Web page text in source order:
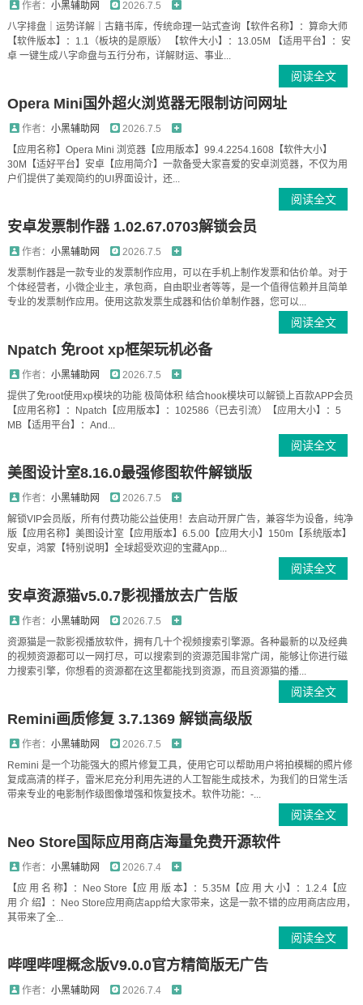
作者： 小黑辅助网
2026.7.5
八字排盘｜运势详解｜古籍书库，传统命理一站式查询【软件名称】：算命大师
【软件版本】：1.1（板块的是原版） 【软件大小】：13.05M 【适用平台】：安
卓 一键生成八字命盘与五行分布，详解财运、事业...
阅读全文
Opera Mini国外超火浏览器无限制访问网址
作者： 小黑辅助网
2026.7.5
【应用名称】Opera Mini 浏览器【应用版本】99.4.2254.1608【软件大小】
30M【适好平台】安卓【应用简介】一款备受大家喜爱的安卓浏览器，不仅为用
户们提供了美观简约的UI界面设计，还...
阅读全文
安卓发票制作器 1.02.67.0703解锁会员
作者： 小黑辅助网
2026.7.5
发票制作器是一款专业的发票制作应用，可以在手机上制作发票和估价单。对于
个体经营者，小微企业主，承包商，自由职业者等等，是一个值得信赖并且简单
专业的发票制作应用。使用这款发票生成器和估价单制作器，您可以...
阅读全文
Npatch 免root xp框架玩机必备
作者： 小黑辅助网
2026.7.5
提供了免root使用xp模块的功能 极简体积 结合hook模块可以解锁上百款APP会员
【应用名称】：Npatch【应用版本】：102586（已去引流）【应用大小】：5
MB【适用平台】：And...
阅读全文
美图设计室8.16.0最强修图软件解锁版
作者： 小黑辅助网
2026.7.5
解锁VIP会员版，所有付费功能公益使用！去启动开屏广告，兼容华为设备，纯净
版【应用名称】美图设计室【应用版本】6.5.00【应用大小】150m【系统版本】
安卓，鸿蒙【特别说明】全球超受欢迎的宝藏App...
阅读全文
安卓资源猫v5.0.7影视播放去广告版
作者： 小黑辅助网
2026.7.5
资源猫是一款影视播放软件，拥有几十个视频搜索引擎源。各种最新的以及经典
的视频资源都可以一网打尽，可以搜索到的资源范围非常广阔，能够让你进行磁
力搜索引擎，你想看的资源都在这里都能找到资源，而且资源猫的播...
阅读全文
Remini画质修复 3.7.1369 解锁高级版
作者： 小黑辅助网
2026.7.5
Remini 是一个功能强大的照片修复工具，使用它可以帮助用户将拍模糊的照片修
复成高清的样子，雷米尼充分利用先进的人工智能生成技术，为我们的日常生活
带来专业的电影制作级图像增强和恢复技术。软件功能：-...
阅读全文
Neo Store国际应用商店海量免费开源软件
作者： 小黑辅助网
2026.7.4
【应 用 名 称】：Neo Store【应 用 版 本】：5.35M【应 用 大 小】：1.2.4【应
用 介 绍】：Neo Store应用商店app给大家带来，这是一款不错的应用商店应用，
其带来了全...
阅读全文
哔哩哔哩概念版V9.0.0官方精简版无广告
作者： 小黑辅助网 2026.7.4